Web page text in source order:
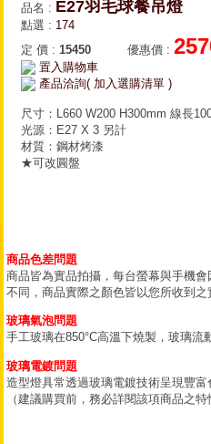
品名 : E27羽毛球餐吊燈
點選 : 174
定 價 : 15450 優惠價 :
置入購物車
產品洽詢( 加入選購清單 )
尺寸：L660 W200 H300mm 線長
光源：E27 X 3 另計
材質：鋼材烤漆
★可改圓盤
商品色差問題
商品皆為實品拍攝，每台螢幕與手機
不同，商品實際之顏色皆以您所收到之
玻璃氣泡問題
手工玻璃在850°C高溫下燒製，玻璃
玻璃電鍍問題
造型燈具常透過玻璃電鍍技術呈現豐
（建議購買前，務必詳閱該項商品之